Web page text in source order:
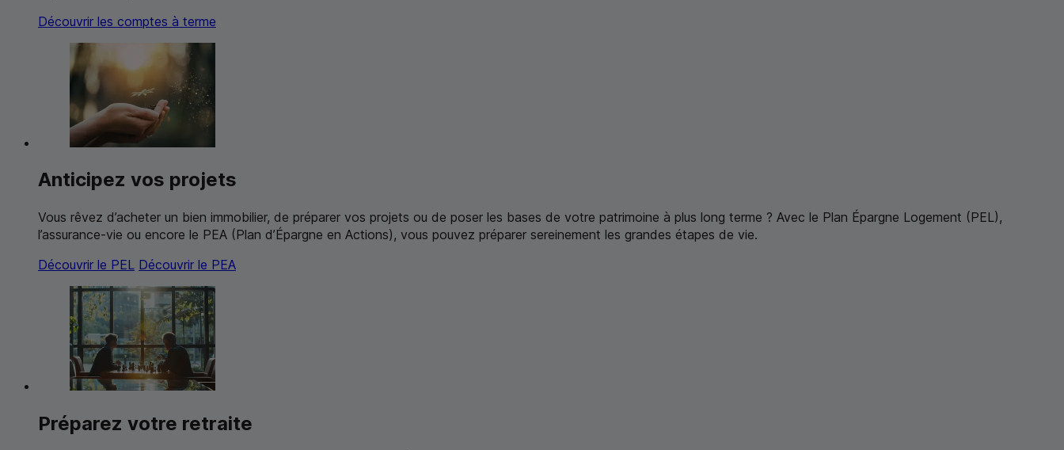
Découvrir les comptes à terme
Anticipez vos projets
Vous rêvez d’acheter un bien immobilier, de préparer vos projets ou de poser les bases de votre patrimoine à plus long terme ? Avec le Plan Épargne Logement (PEL),
l’assurance-vie ou encore le PEA (Plan d’Épargne en Actions), vous pouvez préparer sereinement les grandes étapes de vie.
Découvrir le PEL Découvrir le PEA
Préparez votre retraite